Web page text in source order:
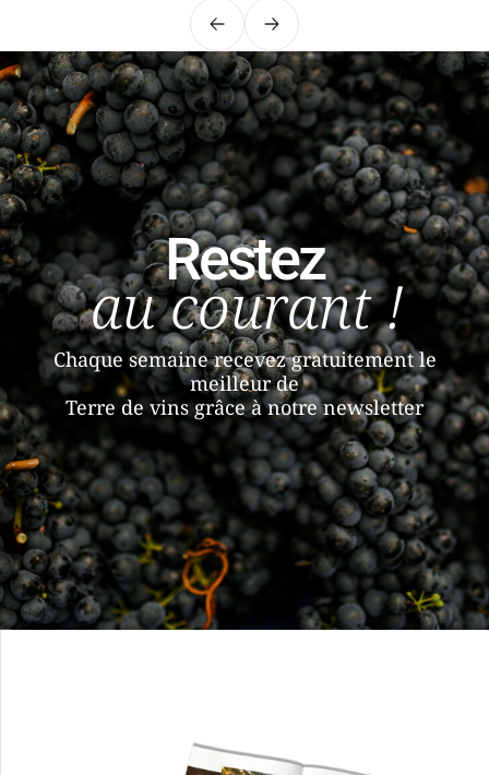
PrécédentSuivant
Restez
au courant !
Chaque semaine recevez gratuitement le
meilleur de
Terre de vins grâce à notre newsletter